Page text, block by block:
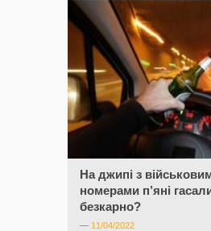
На джипі з
номерами п’яні
безкарно?
— 11/04/2022